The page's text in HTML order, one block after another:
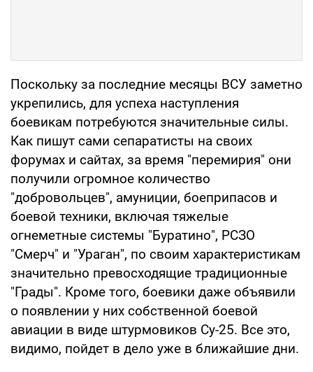
Поскольку за последние месяцы ВСУ заметно
укрепились, для успеха наступления
боевикам потребуются значительные силы.
Как пишут сами сепаратисты на своих
форумах и сайтах, за время "перемирия" они
получили огромное количество
"добровольцев", амуниции, боеприпасов и
боевой техники, включая тяжелые
огнеметные системы "Буратино", РСЗО
"Смерч" и "Ураган", по своим характеристикам
значительно превосходящие традиционные
"Грады". Кроме того, боевики даже объявили
о появлении у них собственной боевой
авиации в виде штурмовиков Су-25. Все это,
видимо, пойдет в дело уже в ближайшие дни.